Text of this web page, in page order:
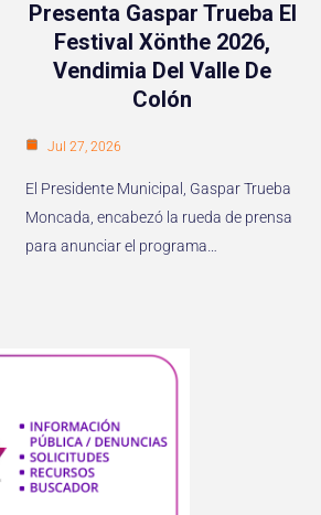
Presenta Gaspar Trueba El
Festival Xönthe 2026,
Vendimia Del Valle De
Colón
Jul 27, 2026
El Presidente Municipal, Gaspar Trueba
Moncada, encabezó la rueda de prensa
para anunciar el programa…